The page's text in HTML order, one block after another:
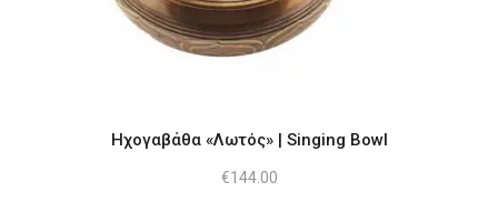
Ηχογαβάθα «Λωτός» | Singing Bowl
€144.00